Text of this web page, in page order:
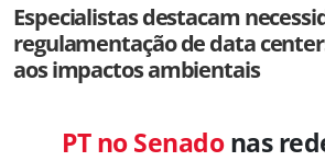
Especialistas destacam
regulamentação de data
aos impactos ambientais
PT no Senadonas